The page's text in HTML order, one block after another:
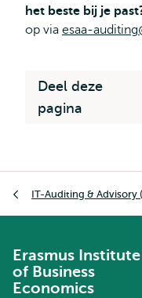
het beste bij je
op via esaa-
Deel deze
pagina
IT-Auditing & Advisory
Erasmus Institute
of Business
Economics